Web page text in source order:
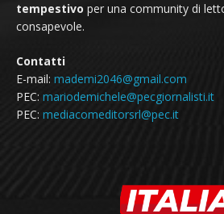
tempestivo per una community di
consapevole.
Contatti
E-mail: mademi2046@gmail.com
PEC: mariodemichele@pecgiornalisti.it
PEC: mediacomeditorsrl@pec.it